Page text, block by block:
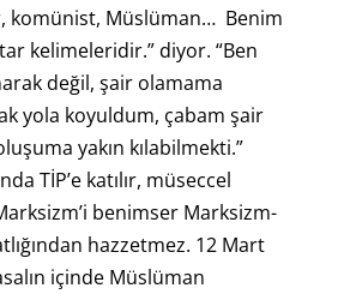
komünist, Müslüman… Benim
kelimeleridir.” diyor. “Ben
değil, şair olamama
yola koyuldum, çabam şair
yakın kılabilmekti.”
TİP’e katılır, müseccel
benimser Marksizm-
hazzetmez. 12 Mart
içinde Müslüman